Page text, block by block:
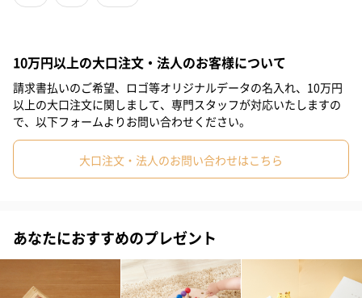
●DXシャイニーブレイカー
【株式会社バンダイ】
バンダイナムコグループの中でトイホビーユニットは、2018年4
月から始まった中期経営計画でこのようなビジョンを掲げていま
す。
10万円以上の大口注文・法人のお客様について
請求書払いのご希望、ロゴ等オリジナルデータの名入れ、10万円
以上の大口注文に関しまして、専門スタッフが対応いたしますの
で、以下フォームよりお問い合わせください。
大口注文・法人のお問い合わせはこちら
あなたにおすすめのプレゼント